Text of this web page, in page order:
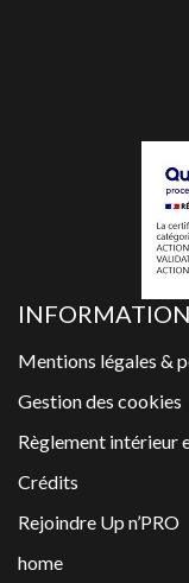
Mentions légales &
Gestion des cookies
Règlement intérieur
Crédits
Rejoindre Up n’PRO
home